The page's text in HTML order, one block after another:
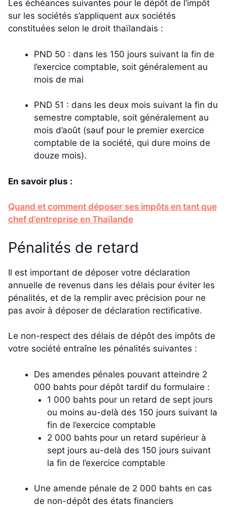
Les échéances suivantes pour le dépôt de l’impôt
sur les sociétés s’appliquent aux sociétés
constituées selon le droit thaïlandais :
PND 50 : dans les 150 jours suivant la fin de
l’exercice comptable, soit généralement au
mois de mai
PND 51 : dans les deux mois suivant la fin du
semestre comptable, soit généralement au
mois d’août (sauf pour le premier exercice
comptable de la société, qui dure moins de
douze mois).
En savoir plus :
Quand et comment déposer ses impôts en tant que
chef d’entreprise en Thaïlande
Pénalités de retard
Il est important de déposer votre déclaration
annuelle de revenus dans les délais pour éviter les
pénalités, et de la remplir avec précision pour ne
pas avoir à déposer de déclaration rectificative.
Le non-respect des délais de dépôt des impôts de
votre société entraîne les pénalités suivantes :
Des amendes pénales pouvant atteindre 2
000 bahts pour dépôt tardif du formulaire :
1 000 bahts pour un retard de sept jours
ou moins au-delà des 150 jours suivant la
fin de l’exercice comptable
2 000 bahts pour un retard supérieur à
sept jours au-delà des 150 jours suivant
la fin de l’exercice comptable
Une amende pénale de 2 000 bahts en cas
de non-dépôt des états financiers